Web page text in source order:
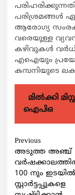
പരിശ്രമങ്ങള്‍
ആരോഗ്യ
വരെയുള്ള
കഴിവുകള്‍
എഐയും
കമ്പനിയുടെ
മിൽക്കി
ഐപിഒ
Continue
Reading
Previous
അടുത്ത അഞ്ച്
100 നും ഇടയില്‍
സ്റ്റാര്‍ട്ടപ്പുകളെ